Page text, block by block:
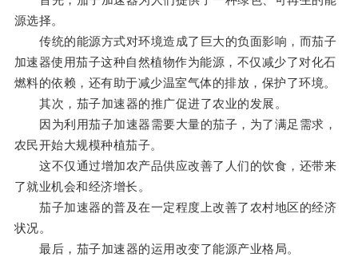
源选择。
传统的能源方式对环境造成了巨大的负面影响，而茄子
加速器使用茄子这种自然植物作为能源，不仅减少了对化石
燃料的依赖，还有助于减少温室气体的排放，保护了环境。
其次，茄子加速器的推广促进了农业的发展。
因为利用茄子加速器需要大量的茄子，为了满足需求，
农民开始大规模种植茄子。
这不仅通过增加农产品供应改善了人们的饮食，还带来
了就业机会和经济增长。
茄子加速器的普及在一定程度上改善了农村地区的经济
状况。
最后，茄子加速器的运用改变了能源产业格局。